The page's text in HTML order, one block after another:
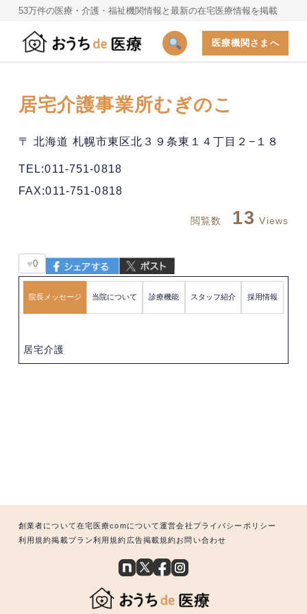
53万件の医療・介護・福祉機関情報と最新の在宅医療情報を掲載
医療機関さまへ
居宅介護事業所むぎのこ
〒 北海道 札幌市東区北３９条東１４丁目２−１８
TEL:011-751-0818
FAX:011-751-0818
閲覧数 13 Views
♥0
院長メッセージ 当院について 診療機能 スタッフ紹介 採用情報
居宅介護
創業者について在宅医療comについて運営会社 プライバシーポリシー
利用規約掲載プラン利用規約 広告掲載規約お問い合わせ